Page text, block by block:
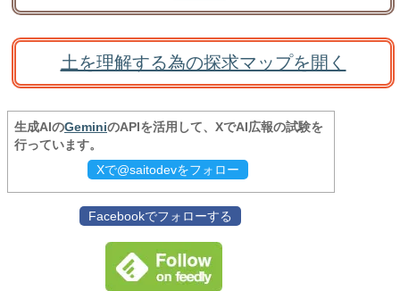
土を理解する為の探求マップを開く
生成AIのGeminiのAPIを活用して、XでAI広報の試験を
行っています。
Xで@saitodevをフォロー
Facebookでフォローする